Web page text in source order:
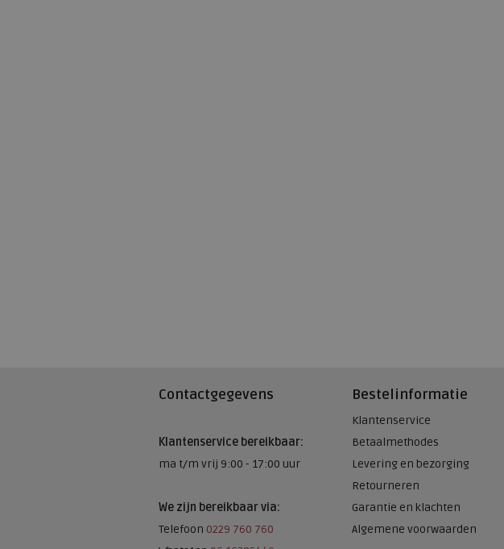
Contactgegevens
Klantenservice bereikbaar:
ma t/m vrij 9:00 - 17:00 uur
We zijn bereikbaar via:
Telefoon 0229 760 760
Bestelinformatie
Klantenservice
Betaalmethodes
Levering en bezorging
Retourneren
Garantie en klachten
Algemene voorwaarden